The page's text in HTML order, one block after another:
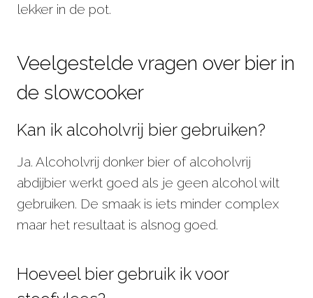
lekker in de pot.
Veelgestelde vragen over bier in
de slowcooker
Kan ik alcoholvrij bier gebruiken?
Ja. Alcoholvrij donker bier of alcoholvrij
abdijbier werkt goed als je geen alcohol wilt
gebruiken. De smaak is iets minder complex
maar het resultaat is alsnog goed.
Hoeveel bier gebruik ik voor